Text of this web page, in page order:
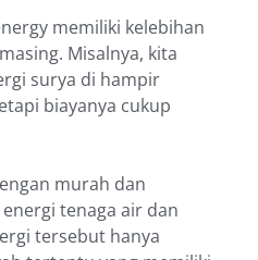
memiliki kelebihan
Misalnya, kita
surya di hampir
biayanya cukup
murah dan
tenaga air dan
tersebut hanya